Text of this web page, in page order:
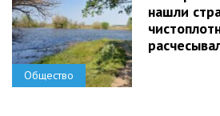
Общество
нашли